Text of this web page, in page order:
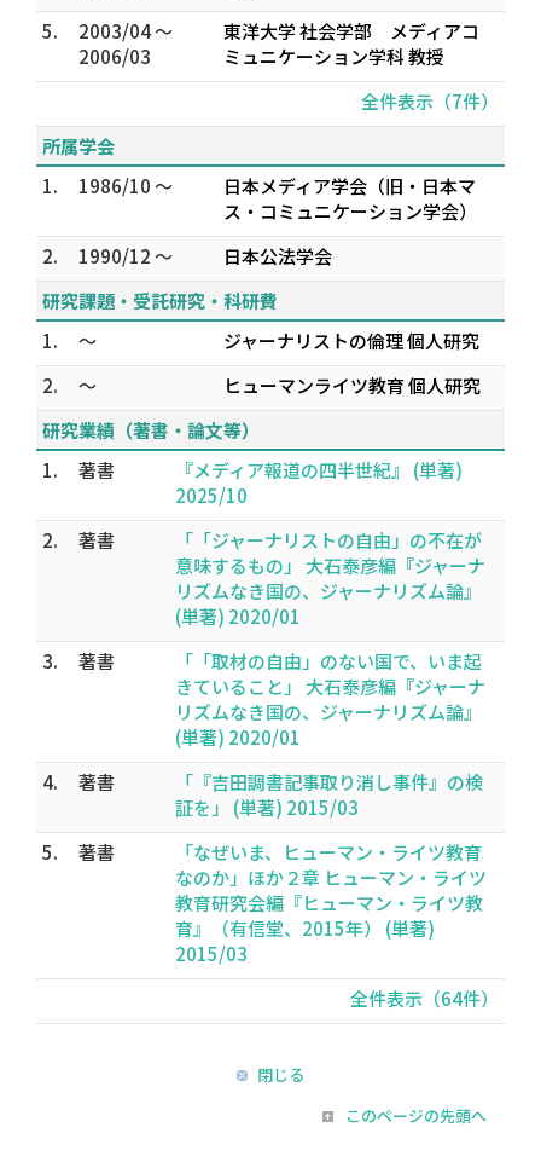
5.
2003/04 ～
2006/03
東洋大学 社会学部 メディアコ
ミュニケーション学科 教授
全件表示（7件）
所属学会
1.
1986/10 ～
日本メディア学会（旧・日本マ
ス・コミュニケーション学会）
2.
1990/12 ～
日本公法学会
研究課題・受託研究・科研費
1.
～
ジャーナリストの倫理 個人研究
2.
～
ヒューマンライツ教育 個人研究
研究業績（著書・論文等）
1.
著書
『メディア報道の四半世紀』 (単著)
2025/10
2.
著書
「「ジャーナリストの自由」の不在が
意味するもの」 大石泰彦編『ジャーナ
リズムなき国の、ジャーナリズム論』
(単著) 2020/01
3.
著書
「「取材の自由」のない国で、いま起
きていること」 大石泰彦編『ジャーナ
リズムなき国の、ジャーナリズム論』
(単著) 2020/01
4.
著書
「『吉田調書記事取り消し事件』の検
証を」 (単著) 2015/03
5.
著書
「なぜいま、ヒューマン・ライツ教育
なのか」ほか２章 ヒューマン・ライツ
教育研究会編『ヒューマン・ライツ教
育』（有信堂、2015年） (単著)
2015/03
全件表示（64件）
閉じる
このページの先頭へ